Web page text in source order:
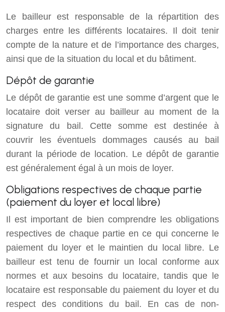
Le bailleur est responsable de la répartition des
charges entre les différents locataires. Il doit tenir
compte de la nature et de l’importance des charges,
ainsi que de la situation du local et du bâtiment.
Dépôt de garantie
Le dépôt de garantie est une somme d’argent que le
locataire doit verser au bailleur au moment de la
signature du bail. Cette somme est destinée à
couvrir les éventuels dommages causés au bail
durant la période de location. Le dépôt de garantie
est généralement égal à un mois de loyer.
Obligations respectives de chaque partie
(paiement du loyer et local libre)
Il est important de bien comprendre les obligations
respectives de chaque partie en ce qui concerne le
paiement du loyer et le maintien du local libre. Le
bailleur est tenu de fournir un local conforme aux
normes et aux besoins du locataire, tandis que le
locataire est responsable du paiement du loyer et du
respect des conditions du bail. En cas de non-